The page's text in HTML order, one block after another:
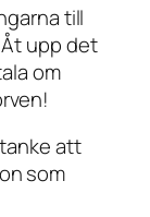
till
upp det
om
att
som